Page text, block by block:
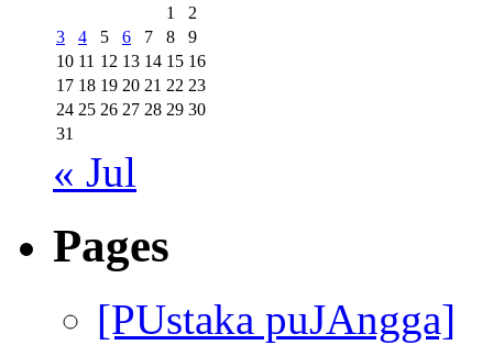
1
2
3
4 5 6 7 8
9
10 11 12 13 14 15 16
17 18 19 20 21 22 23
24 25 26 27 28 29 30
31
« Jul
Pages
[PUstaka puJAngga]